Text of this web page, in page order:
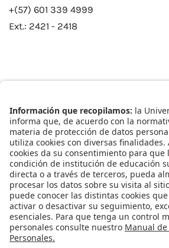
+(57) 601 339 4999
Ext.: 2421 - 2418
Catálogo de Datos
Observatorio Municipal
Solicitud Base Nueva
Redes